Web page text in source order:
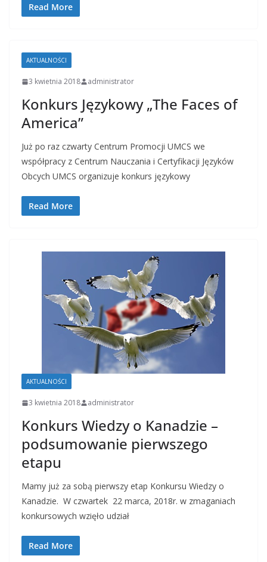
Read More
AKTUALNOŚCI
3 kwietnia 2018 administrator
Konkurs Językowy „The Faces of
America”
Już po raz czwarty Centrum Promocji UMCS we
współpracy z Centrum Nauczania i Certyfikacji Języków
Obcych UMCS organizuje konkurs językowy
Read More
AKTUALNOŚCI
3 kwietnia 2018 administrator
Konkurs Wiedzy o Kanadzie –
podsumowanie pierwszego
etapu
Mamy już za sobą pierwszy etap Konkursu Wiedzy o
Kanadzie. W czwartek 22 marca, 2018r. w zmaganiach
konkursowych wzięło udział
Read More